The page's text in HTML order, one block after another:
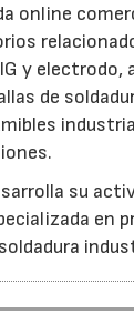
online
y electrodo,
de
su
en